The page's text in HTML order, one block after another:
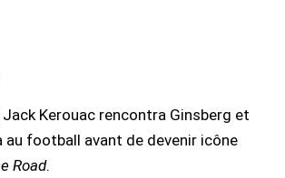
Jack Kerouac rencontra Ginsberg et
au football avant de devenir icône
Road.